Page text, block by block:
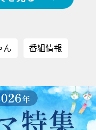
ん 番組情報